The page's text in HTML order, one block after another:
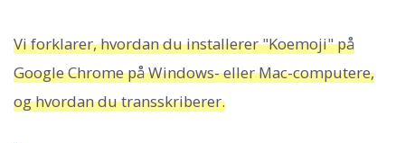
Vi forklarer, hvordan du installerer "Koemoji" på
Google Chrome på Windows- eller Mac-computere,
og hvordan du transskriberer.